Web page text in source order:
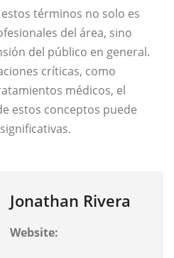
términos no solo es
del área, sino
del público en general.
críticas, como
médicos, el
estos conceptos puede
Jonathan Rivera
Website: